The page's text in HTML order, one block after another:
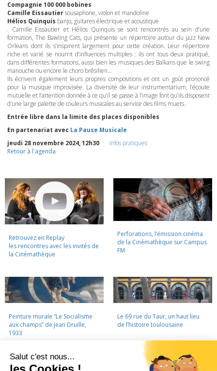
Compagnie 100 000 bobines
Camille Eissautiersousaphone, violon et mandoline
Hélios Quinquis banjo, guitares électrique et acoustique
. Camille Eissautier et Hélios Quinquis se sont rencontrés au sein d’une
formation, The Bawling Cats, qui présente un répertoire autour du jazz New
Orleans dont ils s’inspirent largement pour cette création. Leur répertoire
riche et varié se nourrit d’influences multiples : ils ont tous deux pratiqué,
dans différentes formations, aussi bien les musiques des Balkans que le swing
manouche ou encore le choro brésilien…
Ils écrivent également leurs propres compositions et ont un goût prononcé
pour la musique improvisée. La diversité de leur instrumentarium, l’écoute
mutuelle et l’attention donnée à ce qu’il se passe à l’image font qu’ils disposent
d’une large palette de couleurs musicales au service des films muets.
Entrée libre dans la limite des places disponibles
En partenariat avec La Pause Musicale
jeudi 28 novembre 2024, 12h30
Infos pratiques
Retour à l'agenda
Retrouvez en Replay
les rencontres avec les invités de
la Cinémathèque
Perforations, l’émission cinéma
de la Cinémathèque sur Campus
FM
Peinture murale “Le Socialisme
aux champs” de Jean Druille,
1933
Le 69 rue du Taur, un haut lieu
de l’histoire toulousaine